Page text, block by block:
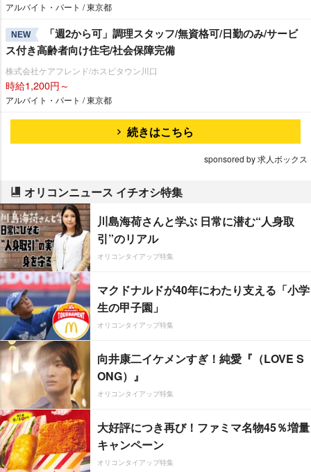
アルバイト・パート / 東京都
NEW
「週2から可」調理スタッフ/無資格可/日勤のみ/サービ
ス付き高齢者向け住宅/社会保障完備
株式会社ケアフレンド/ホスピタウン川口
時給1,200円～
アルバイト・パート / 東京都
続きはこちら
sponsored by 求人ボックス
オリコンニュース イチオシ特集
川島海荷さんと学ぶ 日常に潜む“人身取
引”のリアル
オリコンタイアップ特集
マクドナルドが40年にわたり支える「小学
生の甲子園」
オリコンタイアップ特集
向井康二イケメンすぎ！純愛『（LOVE S
ONG）』
オリコンタイアップ特集
大好評につき再び！ファミマ名物45％増量
キャンペーン
オリコンタイアップ特集